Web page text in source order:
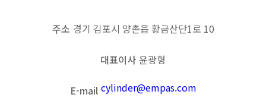
주소 경기 김포시 양촌읍 황금산단1로 10
대표이사 윤광형
E-mail cylinder@empas.com